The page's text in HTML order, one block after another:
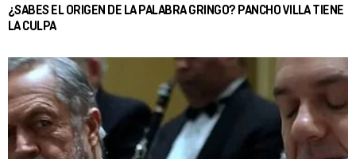
¿SABES EL ORIGEN DE LA PALABRA GRINGO? PANCHO VILLA TIENE
LA CULPA